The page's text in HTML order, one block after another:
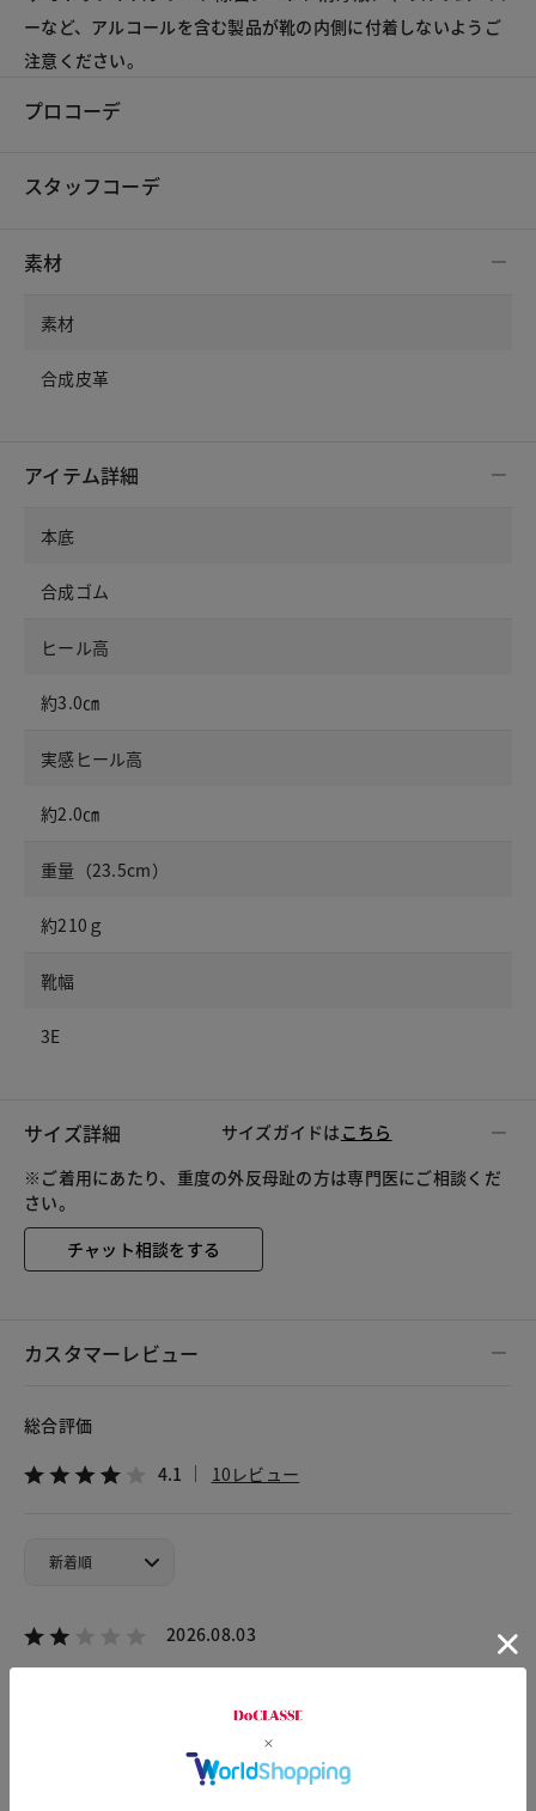
ーなど、アルコールを含む製品が靴の内側に付着しないようご
注意ください。
プロコーデ
スタッフコーデ
素材
素材
合成皮革
アイテム詳細
本底
合成ゴム
ヒール高
約3.0㎝
実感ヒール高
約2.0㎝
重量（23.5cm）
約210ｇ
靴幅
3E
サイズ詳細 サイズガイドは こちら
※ご着用にあたり、重度の外反母趾の方は専門医にご相談くだ
さい。
チャット相談をする
カスタマーレビュー
総合評価
4.1 10レビュー
2026.08.03
サイズ：25cm
黒が欲しかったのですが、売り切れでシルバーを注文しました
が、やはりキラキラしすぎて自分には派手すぎて合わないと思